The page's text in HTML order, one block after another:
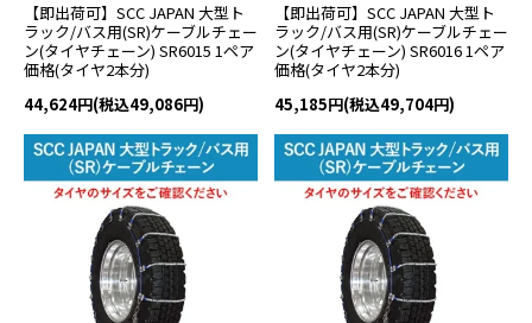
【即出荷可】SCC JAPAN 大型ト
ラック/バス用(SR)ケーブルチェー
ン(タイヤチェーン) SR6015 1ペア
価格(タイヤ2本分)
44,624円(税込49,086円)
【即出荷可】SCC JAPAN 大型ト
ラック/バス用(SR)ケーブルチェー
ン(タイヤチェーン) SR6016 1ペア
価格(タイヤ2本分)
45,185円(税込49,704円)